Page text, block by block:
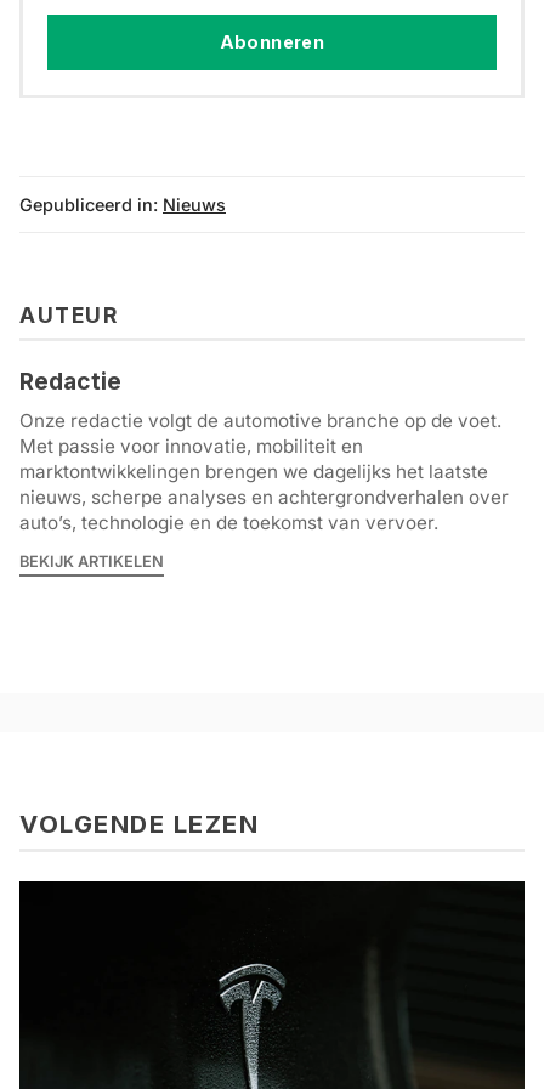
Abonneren
Gepubliceerd in: Nieuws
AUTEUR
Redactie
Onze redactie volgt de automotive branche op de voet.
Met passie voor innovatie, mobiliteit en
marktontwikkelingen brengen we dagelijks het laatste
nieuws, scherpe analyses en achtergrondverhalen over
auto’s, technologie en de toekomst van vervoer.
BEKIJK ARTIKELEN
VOLGENDE LEZEN